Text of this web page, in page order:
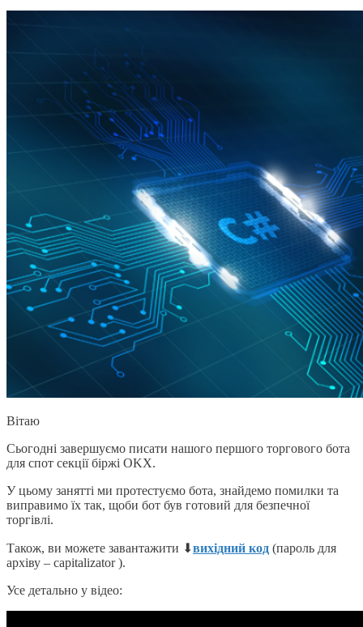
Вітаю
Сьогодні завершуємо писати нашого першого торгового бота
для спот секції біржі OKX.
У цьому занятті ми протестуємо бота, знайдемо помилки та
виправимо їх так, щоби бот був готовий для безпечної
торгівлі.
Також, ви можете завантажити ⬇вихідний код (пароль для
архіву – capitalizator ).
Усе детально у відео: